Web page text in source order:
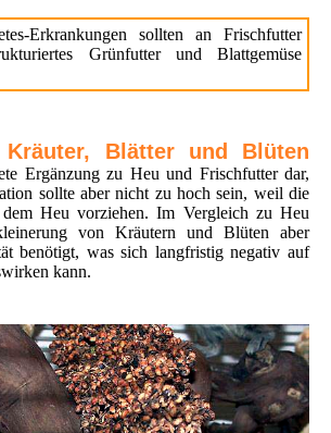
Erkrankungen sollten an Frischfutter
Grünfutter und Blattgemüse
Kräuter, Blätter und Blüten
Ergänzung zu Heu und Frischfutter dar,
sollte aber nicht zu hoch sein, weil die
Heu vorziehen. Im Vergleich zu Heu
von Kräutern und Blüten aber
benötigt, was sich langfristig negativ auf
kann.